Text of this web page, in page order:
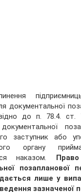
документальної
до п. 78.4.
заступник або
органу
наказом.
позапланової
лише у
зазначеної